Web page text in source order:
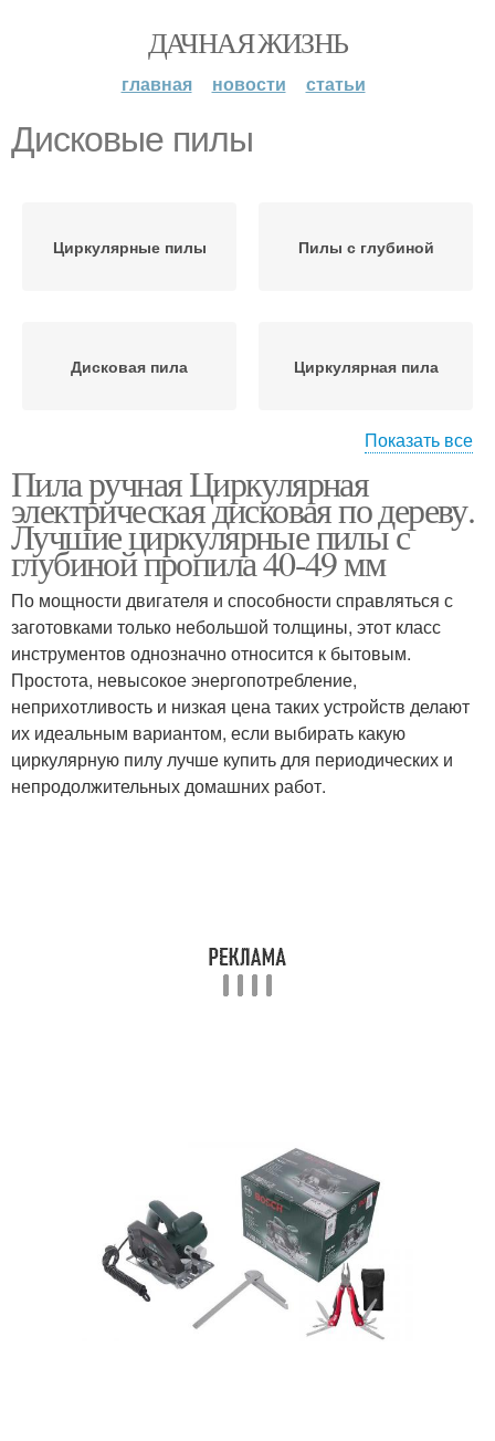
ДАЧНАЯ ЖИЗНЬ
главная новости статьи
Дисковые пилы
Циркулярные пилы Пилы с глубиной
Дисковая пила Циркулярная пила
Пила по дереву Пилы по типу
Показать все
Пила ручная Циркулярная
электрическая дисковая по дереву.
Лучшие циркулярные пилы с
глубиной пропила 40-49 мм
По мощности двигателя и способности справляться с
заготовками только небольшой толщины, этот класс
инструментов однозначно относится к бытовым.
Простота, невысокое энергопотребление,
неприхотливость и низкая цена таких устройств делают
их идеальным вариантом, если выбирать какую
циркулярную пилу лучше купить для периодических и
непродолжительных домашних работ.